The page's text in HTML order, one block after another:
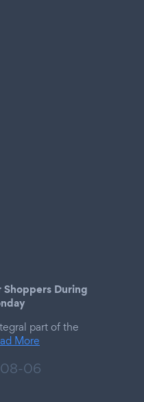
During
part of the
More
06